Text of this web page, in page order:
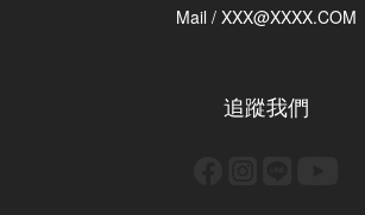
Mail / XXX@XXXX.COM
追蹤我們